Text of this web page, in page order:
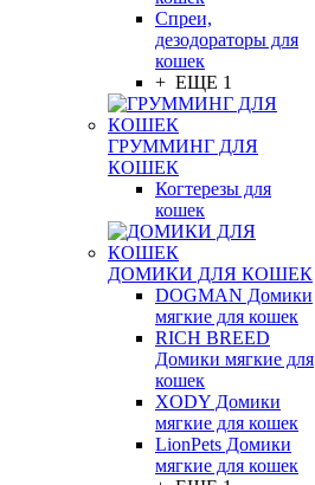
Спреи,
дезодораторы для
кошек
+ ЕЩЕ 1
ГРУММИНГ ДЛЯ
КОШЕК
Когтерезы для
кошек
ДОМИКИ ДЛЯ КОШЕК
DOGMAN Домики
мягкие для кошек
RICH BREED
Домики мягкие для
кошек
XODY Домики
мягкие для кошек
LionPets Домики
мягкие для кошек